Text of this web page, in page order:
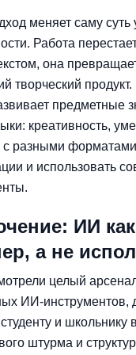
меняет саму суть
Работа
она
творческий
предметные
креативность,
с разными форматами
и использовать
ИИ как
а не
целый
ИИ-инструментов,
и школьнику
штурма и